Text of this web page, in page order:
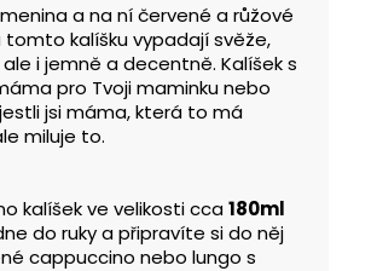
a na ní červené a růžové
tomto kalíšku vypadají svěže,
i jemně a decentně. Kalíšek s
pro Tvoji maminku nebo
jsi máma, která to má
miluje to.
kalíšek ve velikosti cca180ml
do ruky a připravíte si do něj
cappuccino nebo lungo s